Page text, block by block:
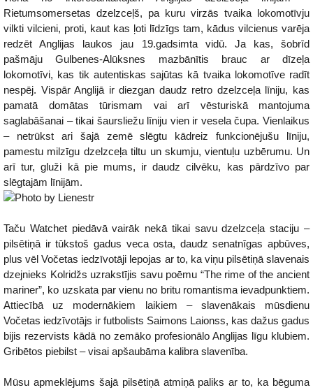
Rietumsomersetas dzelzceļš, pa kuru virzās tvaika lokomotīvju
vilkti vilcieni, proti, kaut kas ļoti līdzīgs tam, kādus vilcienus varēja
redzēt Anglijas laukos jau 19.gadsimta vidū. Ja kas, šobrīd
pašmāju Gulbenes-Alūksnes mazbānītis brauc ar dīzeļa
lokomotīvi, kas tik autentiskas sajūtas kā tvaika lokomotīve radīt
nespēj. Vispār Anglijā ir diezgan daudz retro dzelzceļa līniju, kas
pamatā domātas tūrismam vai arī vēsturiskā mantojuma
saglabāšanai – tikai šaursliežu līniju vien ir vesela čupa. Vienlaikus
– netrūkst ari šajā zemē slēgtu kādreiz funkcionējušu līniju,
pamestu milzīgu dzelzceļa tiltu un skumju, vientuļu uzbērumu. Un
arī tur, gluži kā pie mums, ir daudz cilvēku, kas pārdzīvo par
slēgtajām līnijām.
Taču Watchet piedāvā vairāk nekā tikai savu dzelzceļa staciju –
pilsētiņā ir tūkstoš gadus veca osta, daudz senatnīgas apbūves,
plus vēl Vočetas iedzīvotāji lepojas ar to, ka viņu pilsētiņā slavenais
dzejnieks Kolridžs uzrakstījis savu poēmu “The rime of the ancient
mariner”, ko uzskata par vienu no britu romantisma ievadpunktiem.
Attiecībā uz modernākiem laikiem – slavenākais mūsdienu
Vočetas iedzīvotājs ir futbolists Saimons Laionss, kas dažus gadus
bijis rezervists kādā no zemāko profesionālo Anglijas līgu klubiem.
Gribētos piebilst – visai apšaubāma kalibra slavenība.
Mūsu apmeklējums šajā pilsētiņā atmiņā paliks ar to, ka bēguma